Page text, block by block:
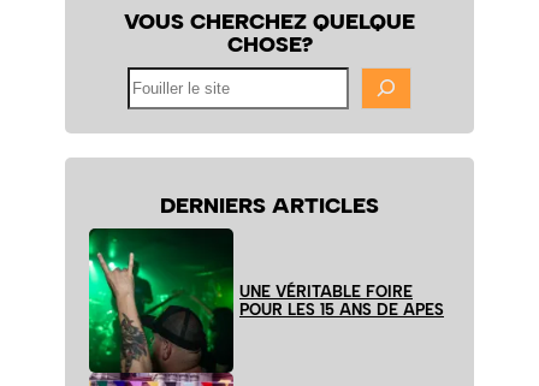
VOUS CHERCHEZ QUELQUE
CHOSE?
DERNIERS ARTICLES
UNE VÉRITABLE FOIRE
POUR LES 15 ANS DE APES